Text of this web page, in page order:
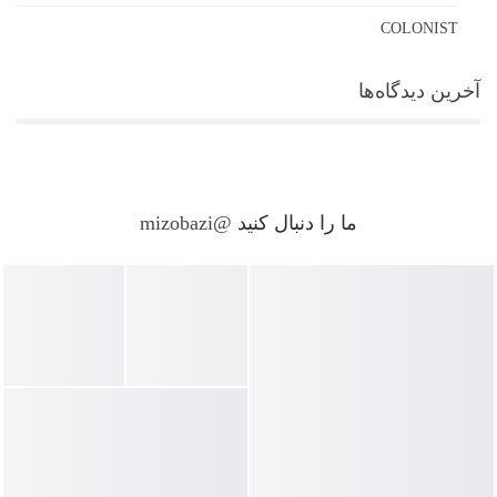
COLONIST
آخرین دیدگاه‌ها
ما را دنبال کنید @mizobazi